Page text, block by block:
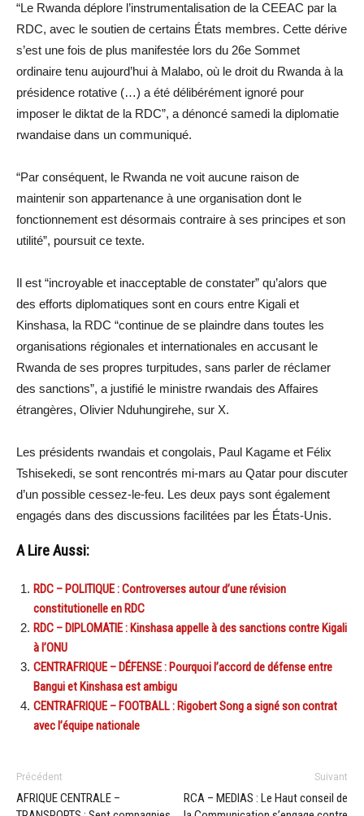
“Le Rwanda déplore l’instrumentalisation de la CEEAC par la
RDC, avec le soutien de certains États membres. Cette dérive
s’est une fois de plus manifestée lors du 26e Sommet
ordinaire tenu aujourd’hui à Malabo, où le droit du Rwanda à la
présidence rotative (…) a été délibérément ignoré pour
imposer le diktat de la RDC”, a dénoncé samedi la diplomatie
rwandaise dans un communiqué.
“Par conséquent, le Rwanda ne voit aucune raison de
maintenir son appartenance à une organisation dont le
fonctionnement est désormais contraire à ses principes et son
utilité”, poursuit ce texte.
Il est “incroyable et inacceptable de constater” qu’alors que
des efforts diplomatiques sont en cours entre Kigali et
Kinshasa, la RDC “continue de se plaindre dans toutes les
organisations régionales et internationales en accusant le
Rwanda de ses propres turpitudes, sans parler de réclamer
des sanctions”, a justifié le ministre rwandais des Affaires
étrangères, Olivier Nduhungirehe, sur X.
Les présidents rwandais et congolais, Paul Kagame et Félix
Tshisekedi, se sont rencontrés mi-mars au Qatar pour discuter
d’un possible cessez-le-feu. Les deux pays sont également
engagés dans des discussions facilitées par les États-Unis.
A Lire Aussi:
RDC – POLITIQUE : Controverses autour d’une révision
constitutionelle en RDC
RDC – DIPLOMATIE : Kinshasa appelle à des sanctions contre Kigali
à l’ONU
CENTRAFRIQUE – DÉFENSE : Pourquoi l’accord de défense entre
Bangui et Kinshasa est ambigu
CENTRAFRIQUE – FOOTBALL : Rigobert Song a signé son contrat
avec l’équipe nationale
Précédent
AFRIQUE CENTRALE –
Suivant
RCA – MEDIAS : Le Haut conseil de